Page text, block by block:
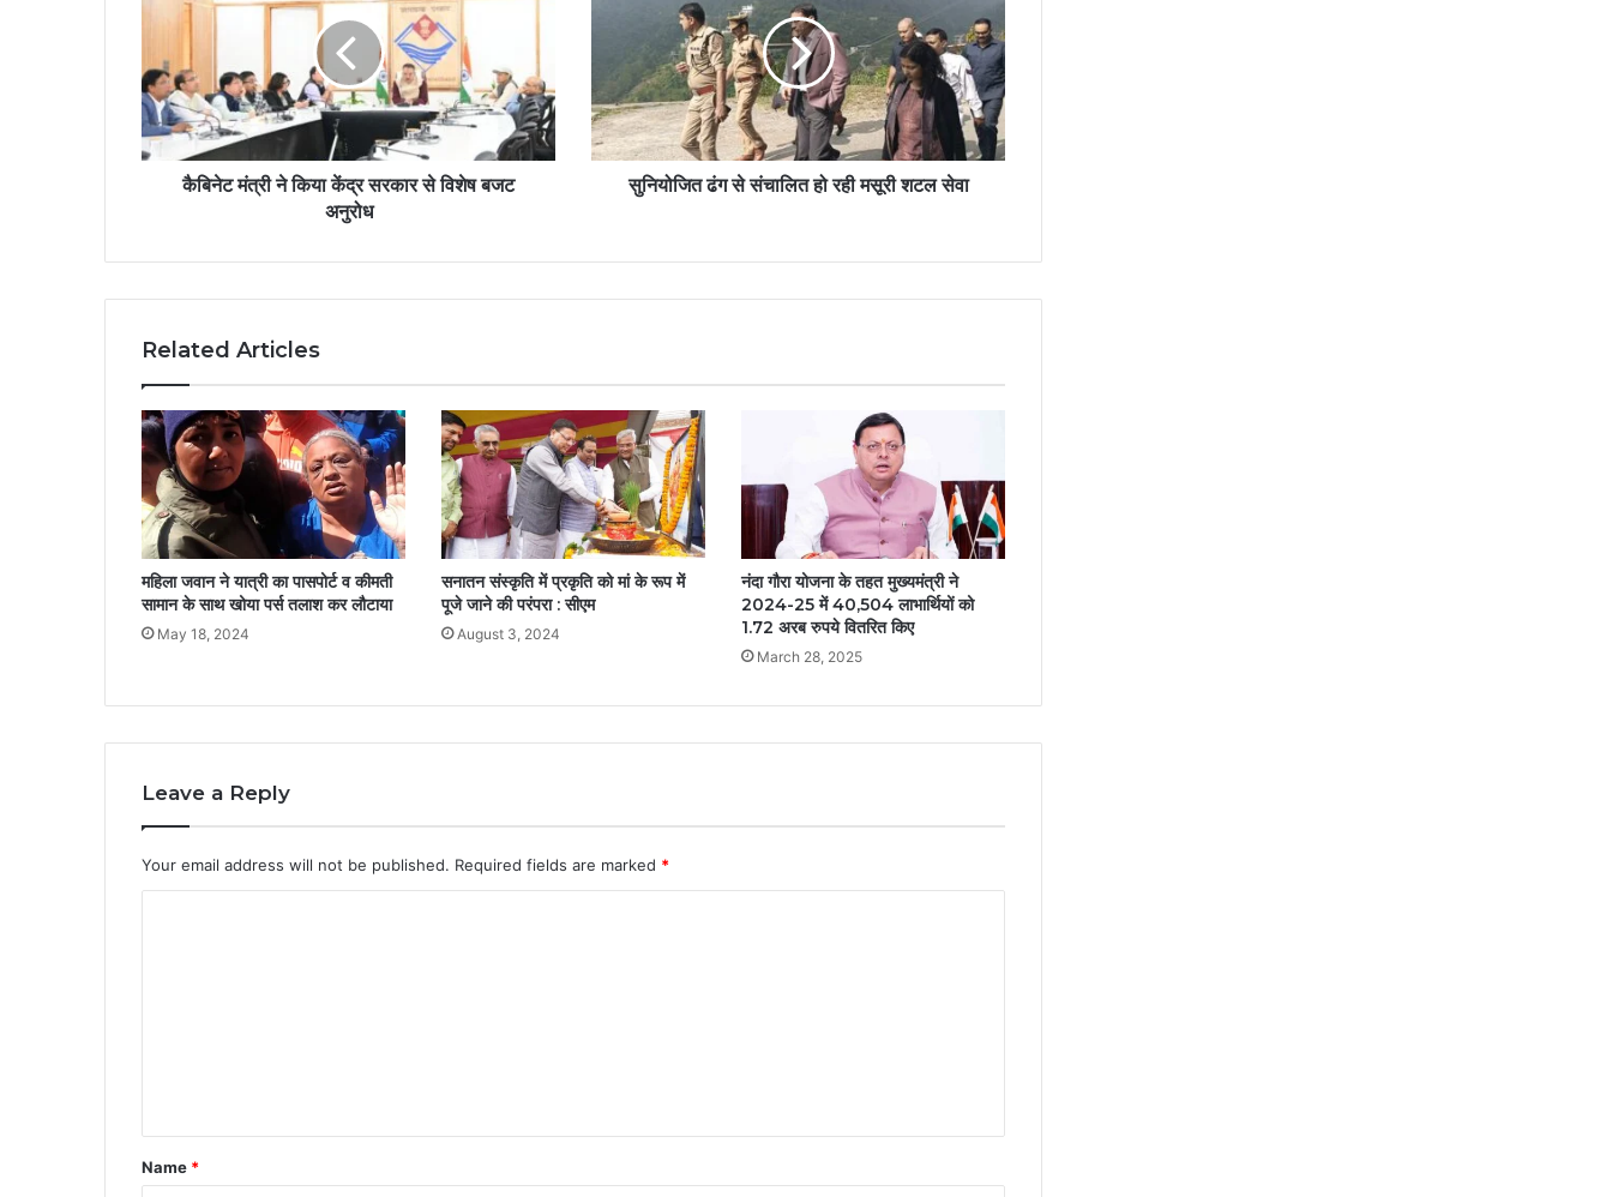
कैबिनेट मंत्री ने किया केंद्र सरकार से विशेष बजट
अनुरोध
सुनियोजित ढंग से संचालित हो रही मसूरी शटल सेवा
Related Articles
महिला जवान ने यात्री का पासपोर्ट व कीमती
सामान के साथ खोया पर्स तलाश कर लौटाया
May 18, 2024
सनातन संस्कृति में प्रकृति को मां के रूप में
पूजे जाने की परंपरा : सीएम
August 3, 2024
नंदा गौरा योजना के तहत मुख्यमंत्री ने
2024-25 में 40,504 लाभार्थियों को
1.72 अरब रुपये वितरित किए
March 28, 2025
Leave a Reply
Your email address will not be published. Required fields are marked *
*
Name *